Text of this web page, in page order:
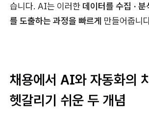
습니다. AI는 이러한 데이터를 수집 ·
를 도출하는 과정을 빠르게 만들어줍니
채용에서 AI와 자동화의
헷갈리기 쉬운 두 개념